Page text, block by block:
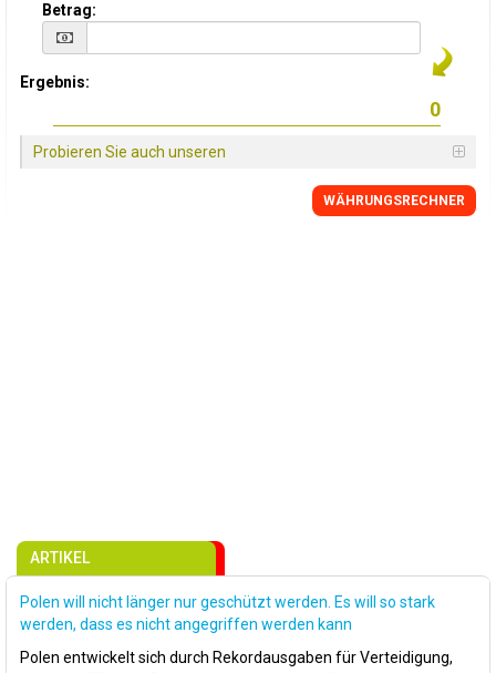
Betrag:
Ergebnis:
Probieren Sie auch unseren
WÄHRUNGSRECHNER
ARTIKEL
Polen will nicht länger nur geschützt werden. Es will so stark
werden, dass es nicht angegriffen werden kann
Polen entwickelt sich durch Rekordausgaben für Verteidigung,